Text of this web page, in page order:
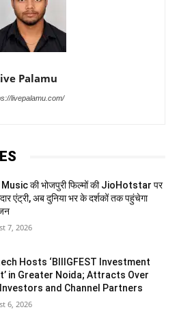
Palamu
livepalamu.com/
Music की भोजपुरी फिल्मों की JioHotstar पर
एंट्री, अब दुनिया भर के दर्शकों तक पहुंचेगा
7, 2026
Hosts ‘BIIIGFEST Investment
in Greater Noida; Attracts Over
and Channel Partners
6, 2026